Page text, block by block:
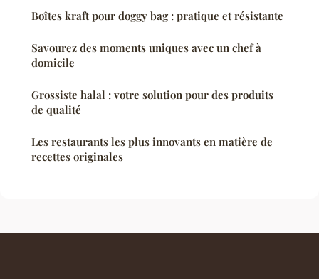
Boîtes kraft pour doggy bag : pratique et résistante
Savourez des moments uniques avec un chef à
domicile
Grossiste halal : votre solution pour des produits
de qualité
Les restaurants les plus innovants en matière de
recettes originales